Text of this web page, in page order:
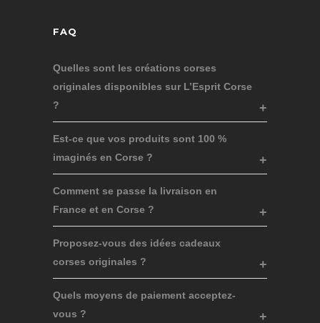
FAQ
Quelles sont les créations corses
originales disponibles sur L’Esprit Corse
?
Est-ce que vos produits sont 100 %
imaginés en Corse ?
Comment se passe la livraison en
France et en Corse ?
Proposez-vous des idées cadeaux
corses originales ?
Quels moyens de paiement acceptez-
vous ?